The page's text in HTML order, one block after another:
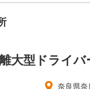
大型ドライ
奈良県奈